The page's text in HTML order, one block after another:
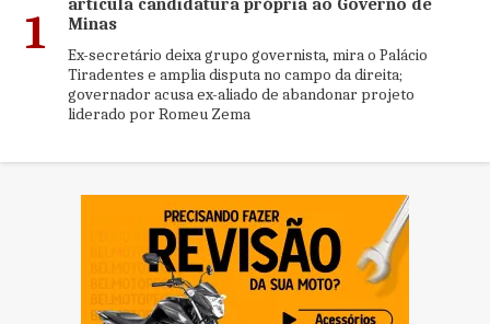
1
articula candidatura própria ao Governo de
Minas
Ex-secretário deixa grupo governista, mira o Palácio
Tiradentes e amplia disputa no campo da direita;
governador acusa ex-aliado de abandonar projeto
liderado por Romeu Zema